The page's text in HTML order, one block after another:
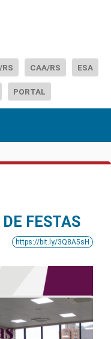
RS CAA/RS ESA
PORTAL
FESTAS
https://bit.ly/3Q8A5sH